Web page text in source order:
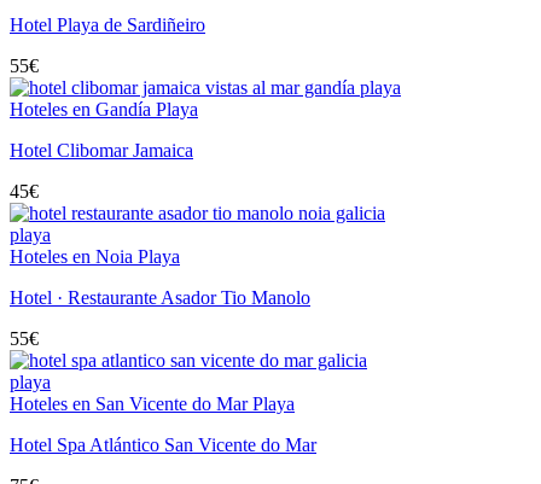
Hotel Playa de Sardiñeiro
55€
Hoteles en Gandía Playa
Hotel Clibomar Jamaica
45€
Hoteles en Noia Playa
Hotel · Restaurante Asador Tio Manolo
55€
Hoteles en San Vicente do Mar Playa
Hotel Spa Atlántico San Vicente do Mar